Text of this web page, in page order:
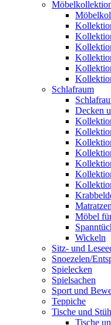
Schlafraum
Decken
Matratzen
Möbel
Wickeln
Sitz- und
Snoezelen/
Spielecken
Spielsachen
Sport und
Teppiche
Tische und
Tische